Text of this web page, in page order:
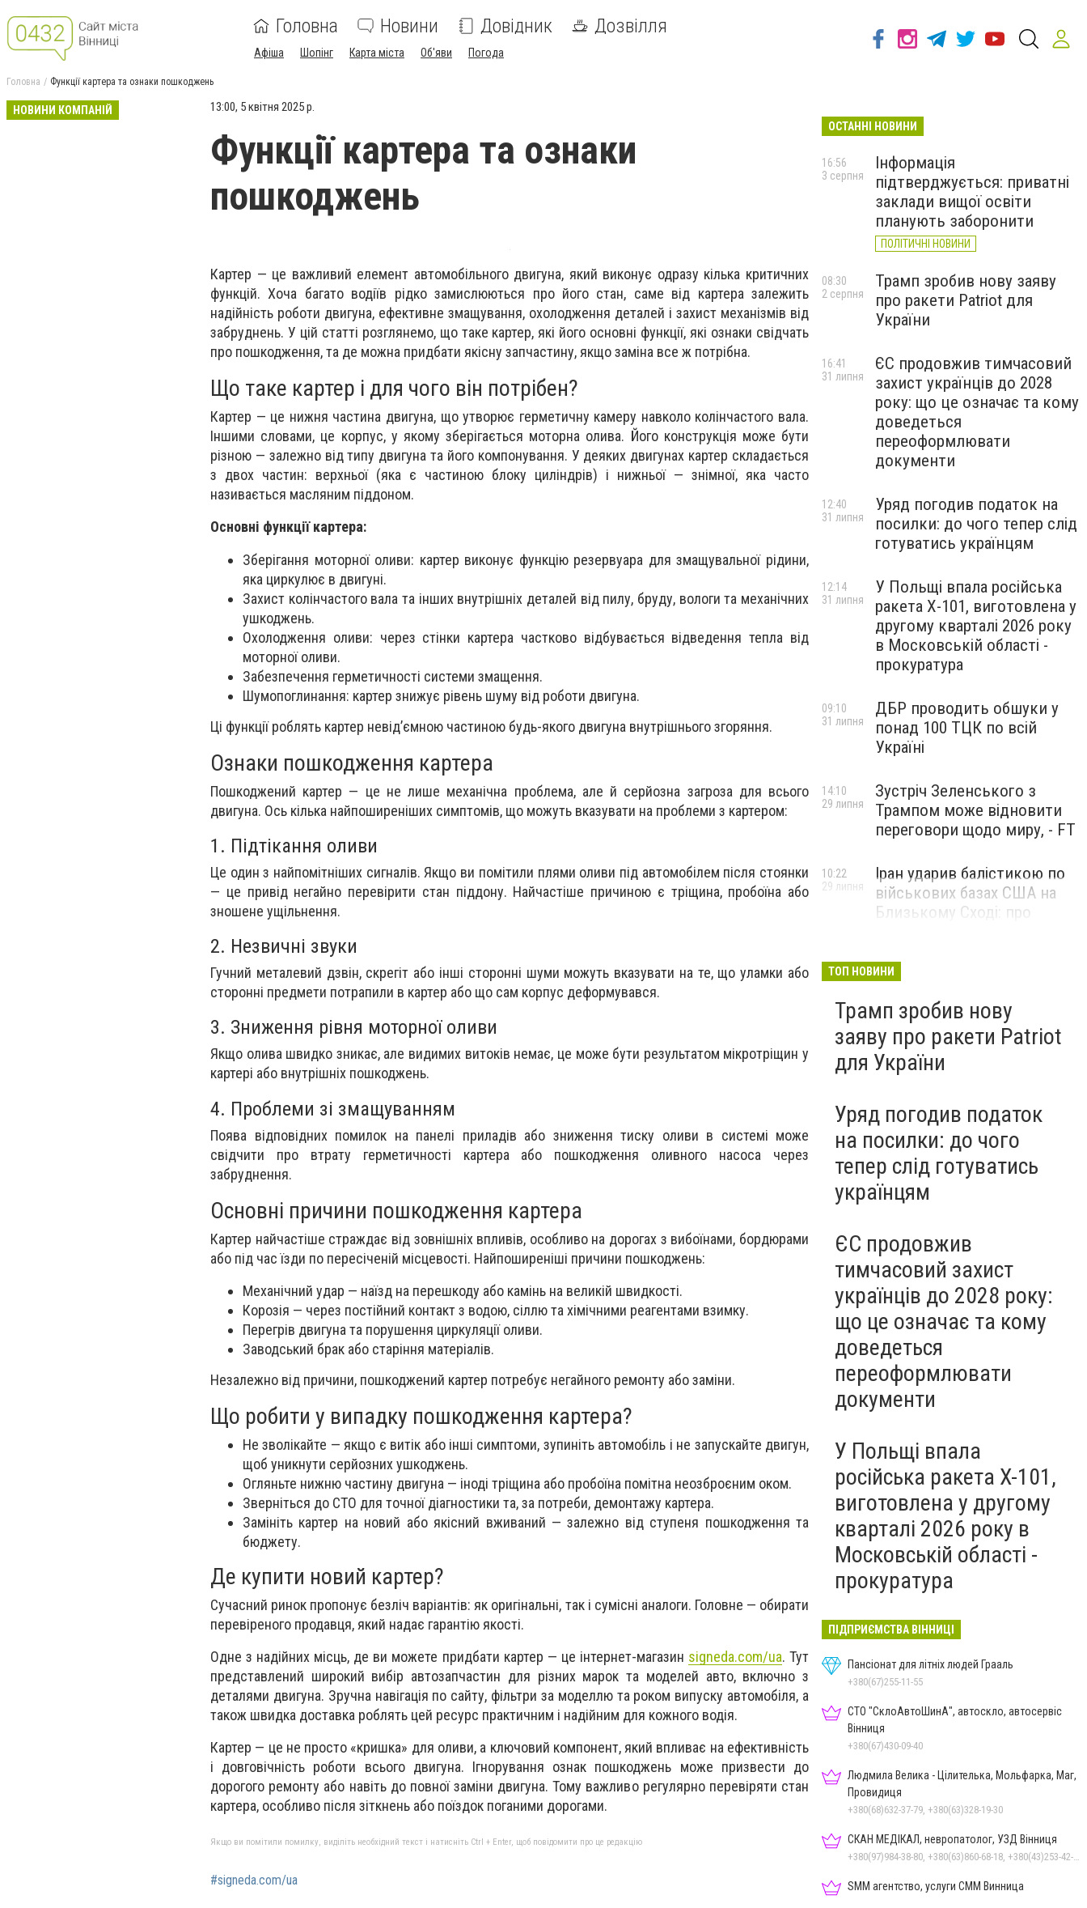
Головна Новини Довідник Дозвілля
Афіша Шопінг Карта міста Об'яви Погода
Головна Функції картера та ознаки пошкоджень
НОВИНИ КОМПАНІЙ 13:00, 5 квітня 2025 р.
Функції картера та ознаки
пошкоджень
Картер — це важливий елемент автомобільного двигуна, який виконує одразу кілька критичних
функцій. Хоча багато водіїв рідко замислюються про його стан, саме від картера залежить
надійність роботи двигуна, ефективне змащування, охолодження деталей і захист механізмів від
забруднень. У цій статті розглянемо, що таке картер, які його основні функції, які ознаки свідчать
про пошкодження, та де можна придбати якісну запчастину, якщо заміна все ж потрібна.
Що таке картер і для чого він потрібен?
Картер — це нижня частина двигуна, що утворює герметичну камеру навколо колінчастого вала.
Іншими словами, це корпус, у якому зберігається моторна олива. Його конструкція може бути
різною — залежно від типу двигуна та його компонування. У деяких двигунах картер складається
з двох частин: верхньої (яка є частиною блоку циліндрів) і нижньої — знімної, яка часто
називається масляним піддоном.
Основні функції картера:
Зберігання моторної оливи: картер виконує функцію резервуара для змащувальної рідини,
яка циркулює в двигуні.
Захист колінчастого вала та інших внутрішніх деталей від пилу, бруду, вологи та механічних
ушкоджень.
Охолодження оливи: через стінки картера частково відбувається відведення тепла від
моторної оливи.
Забезпечення герметичності системи змащення.
Шумопоглинання: картер знижує рівень шуму від роботи двигуна.
Ці функції роблять картер невід’ємною частиною будь-якого двигуна внутрішнього згоряння.
Ознаки пошкодження картера
Пошкоджений картер — це не лише механічна проблема, але й серйозна загроза для всього
двигуна. Ось кілька найпоширеніших симптомів, що можуть вказувати на проблеми з картером:
1. Підтікання оливи
Це один з найпомітніших сигналів. Якщо ви помітили плями оливи під автомобілем після стоянки
— це привід негайно перевірити стан піддону. Найчастіше причиною є тріщина, пробоїна або
зношене ущільнення.
2. Незвичні звуки
Гучний металевий дзвін, скрегіт або інші сторонні шуми можуть вказувати на те, що уламки або
сторонні предмети потрапили в картер або що сам корпус деформувався.
3. Зниження рівня моторної оливи
Якщо олива швидко зникає, але видимих витоків немає, це може бути результатом мікротріщин у
картері або внутрішніх пошкоджень.
4. Проблеми зі змащуванням
Поява відповідних помилок на панелі приладів або зниження тиску оливи в системі може
свідчити про втрату герметичності картера або пошкодження оливного насоса через
забруднення.
Основні причини пошкодження картера
Картер найчастіше страждає від зовнішніх впливів, особливо на дорогах з вибоїнами, бордюрами
або під час їзди по пересіченій місцевості. Найпоширеніші причини пошкоджень:
Механічний удар — наїзд на перешкоду або камінь на великій швидкості.
Корозія — через постійний контакт з водою, сіллю та хімічними реагентами взимку.
Перегрів двигуна та порушення циркуляції оливи.
Заводський брак або старіння матеріалів.
Незалежно від причини, пошкоджений картер потребує негайного ремонту або заміни.
Що робити у випадку пошкодження картера?
Не зволікайте — якщо є витік або інші симптоми, зупиніть автомобіль і не запускайте двигун,
щоб уникнути серйозних ушкоджень.
Огляньте нижню частину двигуна — іноді тріщина або пробоїна помітна неозброєним оком.
Зверніться до СТО для точної діагностики та, за потреби, демонтажу картера.
Замініть картер на новий або якісний вживаний — залежно від ступеня пошкодження та
бюджету.
Де купити новий картер?
Сучасний ринок пропонує безліч варіантів: як оригінальні, так і сумісні аналоги. Головне — обирати
перевіреного продавця, який надає гарантію якості.
Одне з надійних місць, де ви можете придбати картер — це інтернет-магазин signeda.com/ua. Тут
представлений широкий вибір автозапчастин для різних марок та моделей авто, включно з
деталями двигуна. Зручна навігація по сайту, фільтри за моделлю та роком випуску автомобіля, а
також швидка доставка роблять цей ресурс практичним і надійним для кожного водія.
Картер — це не просто «кришка» для оливи, а ключовий компонент, який впливає на ефективність
і довговічність роботи всього двигуна. Ігнорування ознак пошкоджень може призвести до
дорогого ремонту або навіть до повної заміни двигуна. Тому важливо регулярно перевіряти стан
картера, особливо після зіткнень або поїздок поганими дорогами.
Якщо ви помітили помилку, виділіть необхідний текст і натисніть Ctrl + Enter, щоб повідомити про це редакцію
#signeda.com/ua
ОСТАННІ НОВИНИ
Інформація
підтверджується: приватні
заклади вищої освіти
планують заборонити
ПОЛІТИЧНІ НОВИНИ
16:56
3 серпня
Трамп зробив нову заяву
про ракети Patriot для
України
08:30
2 серпня
ЄС продовжив тимчасовий
захист українців до 2028
року: що це означає та кому
доведеться
переоформлювати
документи
16:41
31 липня
Уряд погодив податок на
посилки: до чого тепер слід
готуватись українцям
12:40
31 липня
У Польщі впала російська
ракета X-101, виготовлена у
другому кварталі 2026 року
в Московській області -
прокуратура
12:14
31 липня
ДБР проводить обшуки у
понад 100 ТЦК по всій
Україні
09:10
31 липня
Зустріч Зеленського з
Трампом може відновити
переговори щодо миру, - FT
14:10
29 липня
Іран ударив балістикою по
військових базах США на
Близькому Сході: про
10:22
29 липня
ТОП НОВИНИ
Трамп зробив нову
заяву про ракети Patriot
для України
Уряд погодив податок
на посилки: до чого
тепер слід готуватись
українцям
ЄС продовжив
тимчасовий захист
українців до 2028 року:
що це означає та кому
доведеться
переоформлювати
документи
У Польщі впала
російська ракета X-101,
виготовлена у другому
кварталі 2026 року в
Московській області -
прокуратура
ПІДПРИЄМСТВА ВІННИЦІ
Пансіонат для літніх людей Грааль
+380(67)255-11-55
СТО "СклоАвтоШинА", автоскло, автосервіс
Вінниця
+380(67)430-09-40
Людмила Велика - Цілителька, Мольфарка, Маг,
Провидиця
+380(68)632-37-79, +380(63)328-19-30
СКАН МЕДІКАЛ, невропатолог, УЗД Вінниця
+380(97)984-38-80, +380(63)860-68-18, +380(43)253-42-51
SMM агентство, услуги СММ Винница